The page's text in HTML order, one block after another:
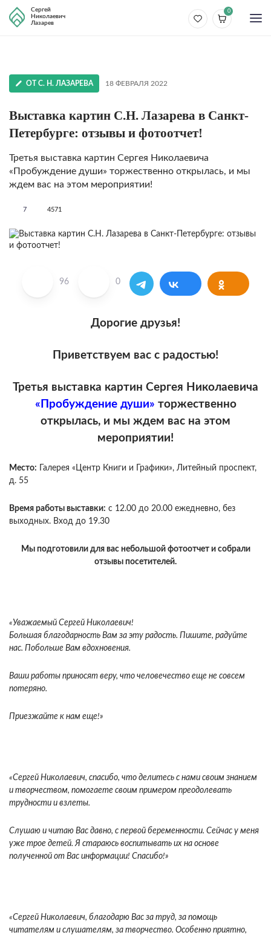
Сергей
Николаевич
Лазарев
0
ОТ С. Н. ЛАЗАРЕВА 18 ФЕВРАЛЯ 2022
Выставка картин С.Н. Лазарева в Санкт-
Петербурге: отзывы и фотоотчет!
Третья выставка картин Сергея Николаевича
«Пробуждение души» торжественно открылась, и мы
ждем вас на этом мероприятии!
7 4571
96 0
Дорогие друзья!
Приветствуем вас с радостью!
Третья выставка картин Сергея Николаевича
«Пробуждение души» торжественно
открылась, и мы ждем вас на этом
мероприятии!
Место: Галерея «Центр Книги и Графики», Литейный проспект,
д. 55
Время работы выставки: с 12.00 до 20.00 ежедневно, без
выходных. Вход до 19.30
Мы подготовили для вас небольшой фотоотчет и собрали
отзывы посетителей.
«Уважаемый Сергей Николаевич!
Большая благодарность Вам за эту радость. Пишите, радуйте
нас. Побольше Вам вдохновения.
Ваши работы приносят веру, что человечество еще не совсем
потеряно.
Приезжайте к нам еще!»
«Сергей Николаевич, спасибо, что делитесь с нами своим знанием
и творчеством, помогаете своим примером преодолевать
трудности и взлеты.
Слушаю и читаю Вас давно, с первой беременности. Сейчас у меня
уже трое детей. Я стараюсь воспитывать их на основе
полученной от Вас информации! Спасибо!»
«Сергей Николаевич, благодарю Вас за труд, за помощь
читателям и слушателям, за творчество. Особенно приятно,